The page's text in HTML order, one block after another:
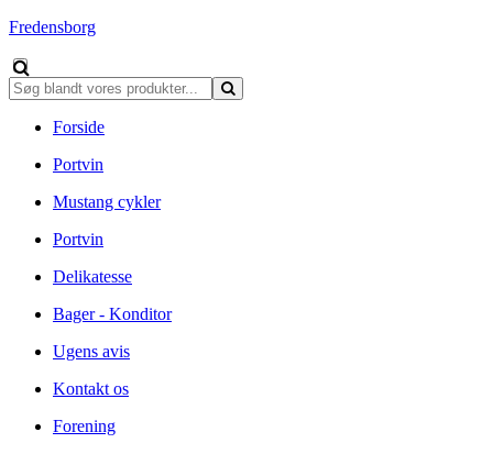
Fredensborg
Forside
Portvin
Mustang cykler
Portvin
Delikatesse
Bager - Konditor
Ugens avis
Kontakt os
Forening